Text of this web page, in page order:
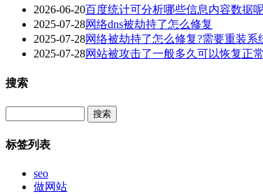
2026-06-20百度统计可分析哪些信息内容数据
2025-07-28网络dns被劫持了怎么修复
2025-07-28网络被劫持了怎么修复?需要重装系
2025-07-28网站被攻击了一般多久可以恢复正常
搜索
标签列表
seo
做网站